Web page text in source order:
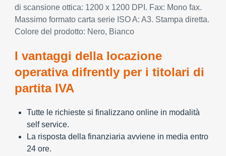
di scansione ottica: 1200 x 1200 DPI. Fax: Mono fax.
Massimo formato carta serie ISO A: A3. Stampa diretta.
Colore del prodotto: Nero, Bianco
I vantaggi della locazione
operativa difrently per i titolari di
partita IVA
Tutte le richieste si finalizzano online in modalità
self service.
La risposta della finanziaria avviene in media entro
24 ore.